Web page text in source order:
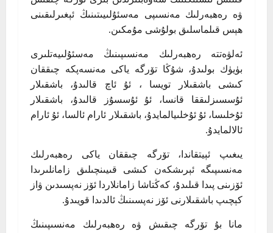
ۋە رەھبەرلىك مەنسىپى مەسئۇلىيىتىنىڭ ئېغىرلىقىنى
ھېس قىلماسلىق بولۇشى مۇمكىن.
ئەلۋەتتە رەھبەرلىك مەنسىپىنىڭ مەسئۇلىيەتلىرى
بۈيۈك بولىدۇ، شۇڭا تۆرگە ياكى مەنسەپكە چىققان
كىشى باشقىلار تويسا ، ئۇ ئاچ قالىدۇ، باشقىلار
ئۇسسىزلىققا قانسا، ئۇ ئۇسسۇز قالىدۇ، باشقىلار
ئۇخلىسا، ئۇ ئۇخلىيالمايدۇ، باشقىلار ئارام ئالسا، ئۇ ئارام
ئالالمايدۇ.
يىغىپ ئېيتقاندا، تۆرگە چىققان ياكى رەھبەرلىك
مەنسىپىگە ئېرىشكەن كىشى قىيىنچىلىق زامانلىرىدا
ئۆزىنى پىدا قىلىدۇ، كەڭتاشا زامانلاردا ئۆز نەپسىدىن ۋاز
كېچىپ باشقىلارنى ئۆز نەپسىنىڭ ئالدىدا قويىدۇ.
مانا بۇ تۆرگە چىقىش ۋە رەھبەرلىك مەنسىپىنىڭ